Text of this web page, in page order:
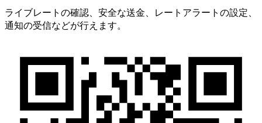
ライブレートの確認、安全な送金、レートアラートの設定、
通知の受信などが行えます。